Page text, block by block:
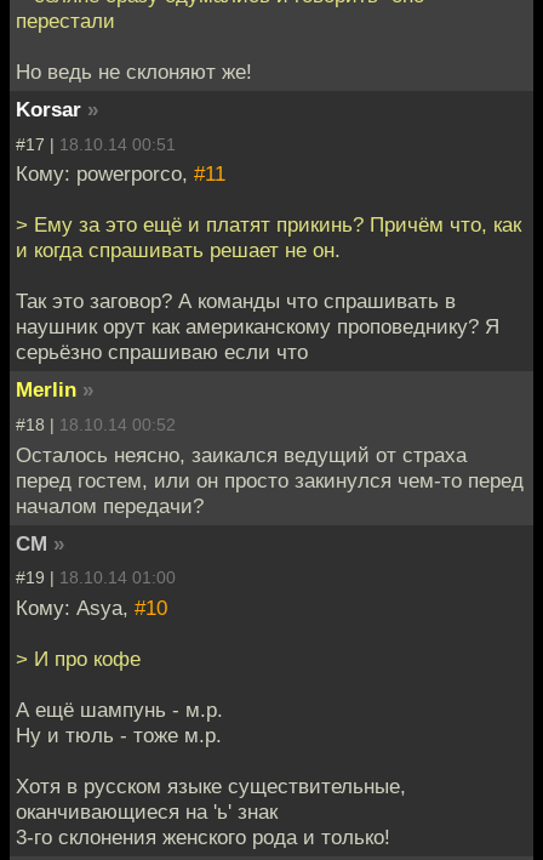
перестали
Но ведь не склоняют же!
Korsar »
#17 | 18.10.14 00:51
Кому: powerporco, #11
> Ему за это ещё и платят прикинь? Причём что, как
и когда спрашивать решает не он.
Так это заговор? А команды что спрашивать в
наушник орут как американскому проповеднику? Я
серьёзно спрашиваю если что
Merlin »
#18 | 18.10.14 00:52
Осталось неясно, заикался ведущий от страха
перед гостем, или он просто закинулся чем-то перед
началом передачи?
СМ »
#19 | 18.10.14 01:00
Кому: Asya, #10
> И про кофе
А ещё шампунь - м.р.
Ну и тюль - тоже м.р.
Хотя в русском языке существительные,
оканчивающиеся на 'ь' знак
3-го склонения женского рода и только!